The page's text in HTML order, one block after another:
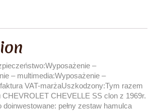
–
– multimedia:Wyposażenie –
VAT-marżaUszkodzony:Tym razem
CHEVELLE SS clon z 1969r.
pełny zestaw hamulca